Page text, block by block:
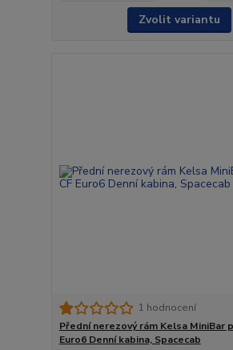
Zvolit variantu
1 hodnocení
Přední nerezový rám Kelsa MiniBar
Euro6 Denní kabina, Spacecab